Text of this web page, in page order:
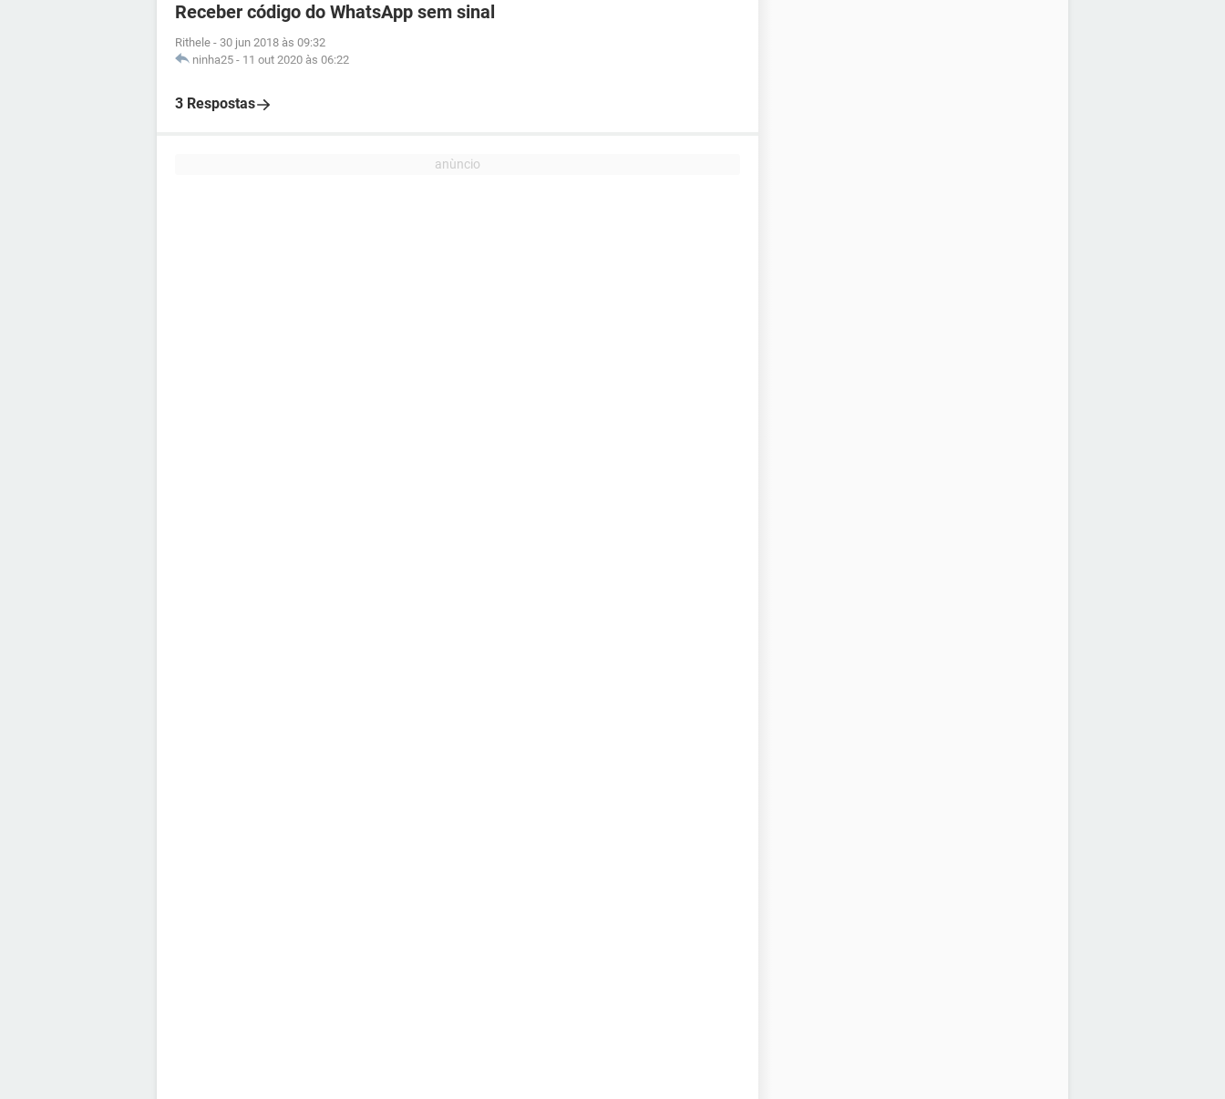
Receber código do WhatsApp sem sinal
Rithele - 30 jun 2018 às 09:32
ninha25 - 11 out 2020 às 06:22
3 Respostas